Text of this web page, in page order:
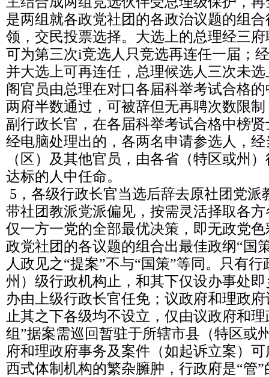
是两组就各政党社团的各政治议题的组
领，交民投票选择。大选上的总理经三
可为第三次i竞选人只竞选再连任一届；
并大选上可再连任，总理候选人三次未
阁官员由总理在对口各届科举考试合格
两府半数通过，可被辞但无再聘次数限
副行政长官，在各届科举考试合格中榜
经电脑处理出的，各两名申请参选人，
（区）及其他官员，由各省（特区或州
达标的人中任命。
5，各级行政长官当选后辞去原社团党派
带社团教派党派偏见，按需灵活择取各
仅一方一党的全部最优决策，即无政党
政党社团的各议题的组合出最佳政纲“国
人政见之“提案”不与“国策”等同。只有
州）级行政机构止，和其下仅设办事处
办由上级行政长官任免；议政府和理政
止其之下各级均不设立，仅由议政府和
组”据案需巡回暂驻于所辖市县（特区或
府和理政府事务及案件（如起诉立案）
西式体制机构的繁杂臃肿，行政府是“管